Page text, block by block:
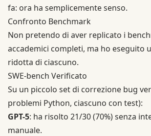
fa: ora ha semplicemente senso.
Confronto Benchmark
Non pretendo di aver replicato i
accademici completi, ma ho eseguito
ridotta di ciascuno.
SWE-bench Verificato
Su un piccolo set di correzione bug
problemi Python, ciascuno con test):
GPT-5: ha risolto 21/30 (70%) senza
manuale.